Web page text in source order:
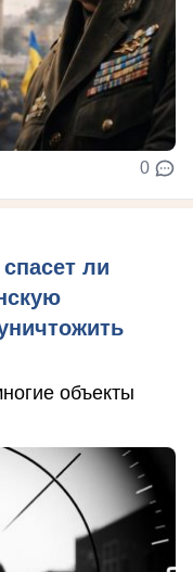
0
ли
объекты